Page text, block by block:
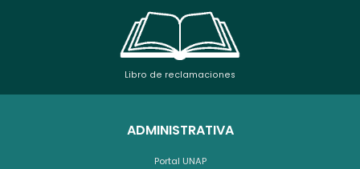
Libro de reclamaciones
ADMINISTRATIVA
Portal UNAP